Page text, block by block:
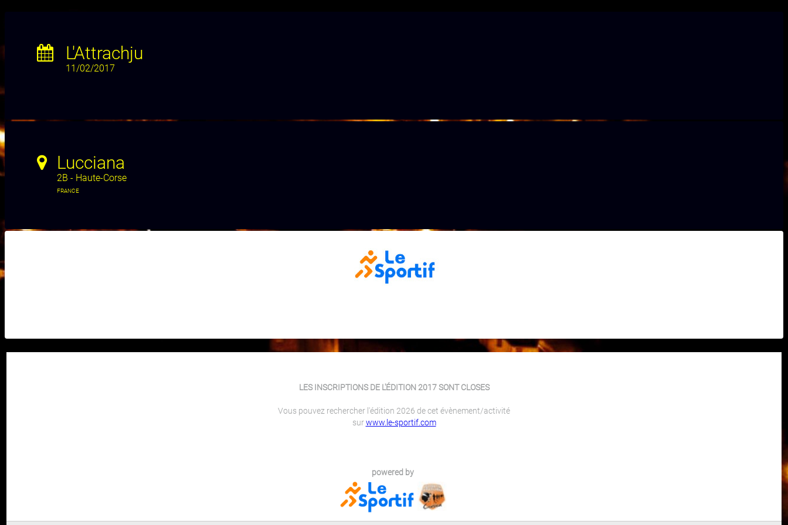
L'Attrachju
11/02/2017
Lucciana
2B - Haute-Corse
FRANCE
LES INSCRIPTIONS DE L'ÉDITION 2017 SONT CLOSES
Vous pouvez rechercher l'édition 2026 de cet évènement/activité
surwww.le-sportif.com
powered by